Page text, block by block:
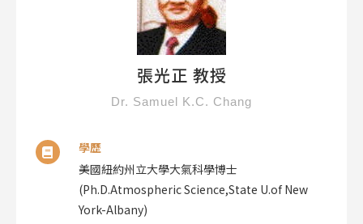
張光正 教授
Dr. Samuel K.C. Chang
學歷
美國紐約州立大學大氣科學博士
(Ph.D.Atmospheric Science,State U.of New
York-Albany)